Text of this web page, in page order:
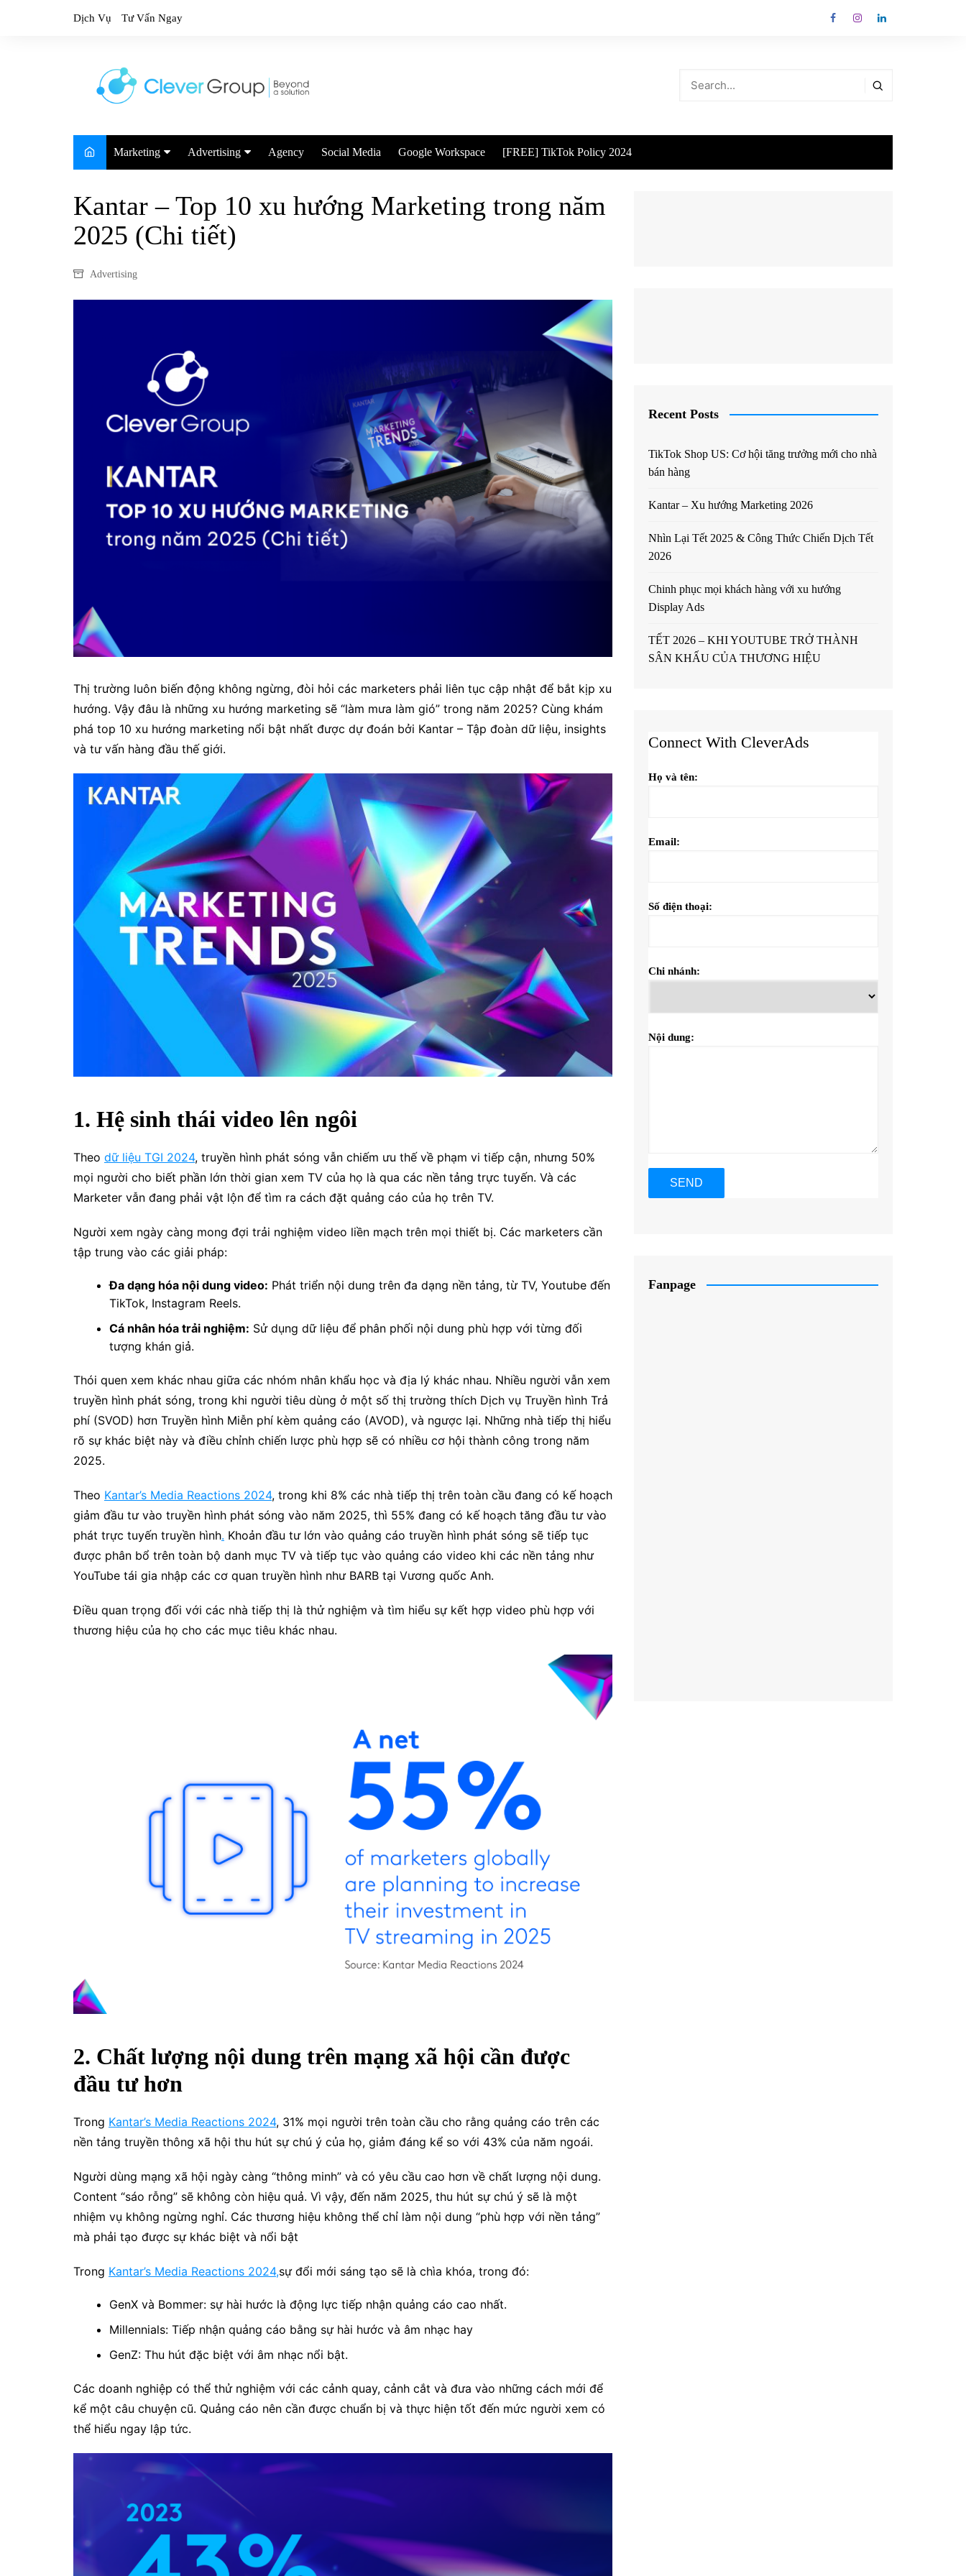
Dịch Vụ Tư Vấn Ngay
Marketing
Marketing Report
Advertising
TikTok
Facebook
Youtube
Agency Social Media Google Workspace [FREE] TikTok Policy 2024
Kantar – Top 10 xu hướng Marketing trong năm
2025 (Chi tiết)
Advertising
Thị trường luôn biến động không ngừng, đòi hỏi các marketers phải liên tục cập nhật để bắt kịp xu
hướng. Vậy đâu là những xu hướng marketing sẽ “làm mưa làm gió” trong năm 2025? Cùng khám
phá top 10 xu hướng marketing nổi bật nhất được dự đoán bởi Kantar – Tập đoàn dữ liệu, insights
và tư vấn hàng đầu thế giới.
1. Hệ sinh thái video lên ngôi
Theo dữ liệu TGI 2024, truyền hình phát sóng vẫn chiếm ưu thế về phạm vi tiếp cận, nhưng 50%
mọi người cho biết phần lớn thời gian xem TV của họ là qua các nền tảng trực tuyến. Và các
Marketer vẫn đang phải vật lộn để tìm ra cách đặt quảng cáo của họ trên TV.
Người xem ngày càng mong đợi trải nghiệm video liền mạch trên mọi thiết bị. Các marketers cần
tập trung vào các giải pháp:
Đa dạng hóa nội dung video: Phát triển nội dung trên đa dạng nền tảng, từ TV, Youtube đến
TikTok, Instagram Reels.
Cá nhân hóa trải nghiệm: Sử dụng dữ liệu để phân phối nội dung phù hợp với từng đối
tượng khán giả.
Thói quen xem khác nhau giữa các nhóm nhân khẩu học và địa lý khác nhau. Nhiều người vẫn xem
truyền hình phát sóng, trong khi người tiêu dùng ở một số thị trường thích Dịch vụ Truyền hình Trả
phí (SVOD) hơn Truyền hình Miễn phí kèm quảng cáo (AVOD), và ngược lại. Những nhà tiếp thị hiểu
rõ sự khác biệt này và điều chỉnh chiến lược phù hợp sẽ có nhiều cơ hội thành công trong năm
2025.
Theo Kantar’s Media Reactions 2024, trong khi 8% các nhà tiếp thị trên toàn cầu đang có kế hoạch
giảm đầu tư vào truyền hình phát sóng vào năm 2025, thì 55% đang có kế hoạch tăng đầu tư vào
phát trực tuyến truyền hình. Khoản đầu tư lớn vào quảng cáo truyền hình phát sóng sẽ tiếp tục
được phân bổ trên toàn bộ danh mục TV và tiếp tục vào quảng cáo video khi các nền tảng như
YouTube tái gia nhập các cơ quan truyền hình như BARB tại Vương quốc Anh.
Điều quan trọng đối với các nhà tiếp thị là thử nghiệm và tìm hiểu sự kết hợp video phù hợp với
thương hiệu của họ cho các mục tiêu khác nhau.
2. Chất lượng nội dung trên mạng xã hội cần được
đầu tư hơn
Trong Kantar’s Media Reactions 2024, 31% mọi người trên toàn cầu cho rằng quảng cáo trên các
nền tảng truyền thông xã hội thu hút sự chú ý của họ, giảm đáng kể so với 43% của năm ngoái.
Người dùng mạng xã hội ngày càng “thông minh” và có yêu cầu cao hơn về chất lượng nội dung.
Content “sáo rỗng” sẽ không còn hiệu quả. Vì vậy, đến năm 2025, thu hút sự chú ý sẽ là một
nhiệm vụ không ngừng nghỉ. Các thương hiệu không thể chỉ làm nội dung “phù hợp với nền tảng”
mà phải tạo được sự khác biệt và nổi bật
Trong Kantar’s Media Reactions 2024,sự đổi mới sáng tạo sẽ là chìa khóa, trong đó:
GenX và Bommer: sự hài hước là động lực tiếp nhận quảng cáo cao nhất.
Millennials: Tiếp nhận quảng cáo bằng sự hài hước và âm nhạc hay
GenZ: Thu hút đặc biệt với âm nhạc nổi bật.
Các doanh nghiệp có thể thử nghiệm với các cảnh quay, cảnh cắt và đưa vào những cách mới để
kể một câu chuyện cũ. Quảng cáo nên cần được chuẩn bị và thực hiện tốt đến mức người xem có
thể hiểu ngay lập tức.
Recent Posts
TikTok Shop US: Cơ hội tăng trưởng mới cho nhà
bán hàng
Kantar – Xu hướng Marketing 2026
Nhìn Lại Tết 2025 & Công Thức Chiến Dịch Tết
2026
Chinh phục mọi khách hàng với xu hướng
Display Ads
TẾT 2026 – KHI YOUTUBE TRỞ THÀNH
SÂN KHẤU CỦA THƯƠNG HIỆU
Connect With CleverAds
Họ và tên:
Email:
Số điện thoại:
Chi nhánh:
Nội dung:
Fanpage